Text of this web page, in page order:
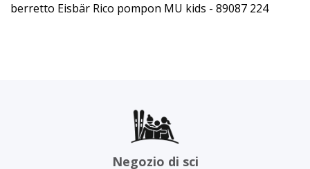
berretto Eisbär Rico pompon MU kids - 89087 224
Negozio di sci